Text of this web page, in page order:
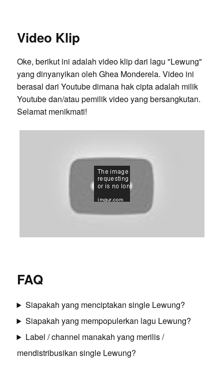
Video Klip
Oke, berikut ini adalah video klip dari lagu "Lewung"
yang dinyanyikan oleh Ghea Monderela. Video ini
berasal dari Youtube dimana hak cipta adalah milik
Youtube dan/atau pemilik video yang bersangkutan.
Selamat menikmati!
FAQ
Siapakah yang menciptakan single Lewung?
Siapakah yang mempopulerkan lagu Lewung?
Label / channel manakah yang merilis /
mendistribusikan single Lewung?